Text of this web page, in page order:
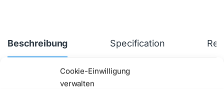
Cookie-Einwilligung
verwalten
Beschreibung Specification